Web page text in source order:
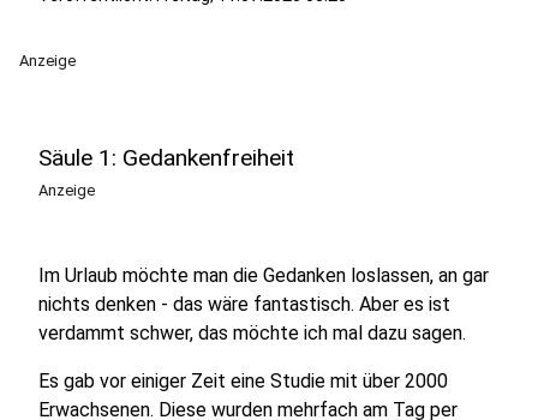
Anzeige
Säule 1: Gedankenfreiheit
Anzeige
Im Urlaub möchte man die Gedanken loslassen, an gar
nichts denken - das wäre fantastisch. Aber es ist
verdammt schwer, das möchte ich mal dazu sagen.
Es gab vor einiger Zeit eine Studie mit über 2000
Erwachsenen. Diese wurden mehrfach am Tag per